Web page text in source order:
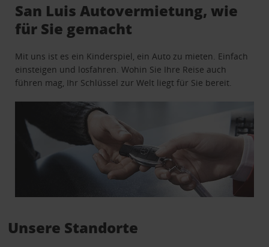
San Luis Autovermietung, wie
für Sie gemacht
Mit uns ist es ein Kinderspiel, ein Auto zu mieten. Einfach
einsteigen und losfahren. Wohin Sie Ihre Reise auch
führen mag, Ihr Schlüssel zur Welt liegt für Sie bereit.
Unsere Standorte